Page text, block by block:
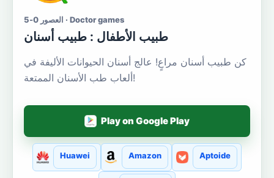
العصور 0-5 · Doctor games
طبيب الأطفال : طبيب أسنان
كن طبيب أسنان مراعٍ! عالج أسنان الحيوانات الأليفة في
ألعاب طب الأسنان الممتعة!
Play on Google Play
Huawei Amazon Aptoide